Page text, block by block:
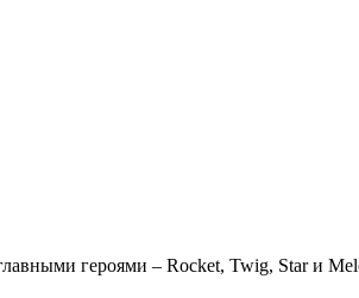
героями – Rocket, Twig, Star и